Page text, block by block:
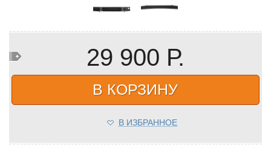
29 900 Р.
В КОРЗИНУ
В ИЗБРАННОЕ